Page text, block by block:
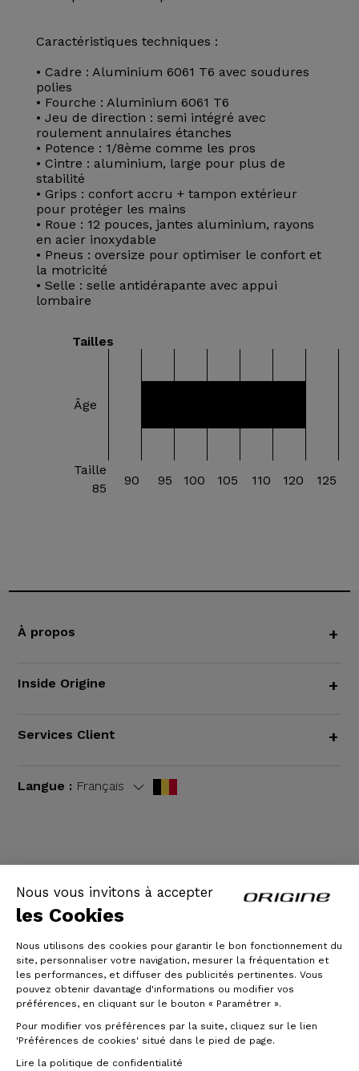
Nous vous invitons à accepter
les Cookies
Nous utilisons des cookies pour garantir le bon fonctionnement du
site, personnaliser votre navigation, mesurer la fréquentation et
les performances, et diffuser des publicités pertinentes. Vous
pouvez obtenir davantage d'informations ou modifier vos
préférences, en cliquant sur le bouton « Paramétrer ».
Pour modifier vos préférences par la suite, cliquez sur le lien
'Préférences de cookies' situé dans le pied de page.
Lire la politique de confidentialité
Caractéristiques techniques :
• Cadre : Aluminium 6061 T6 avec soudures
polies
• Fourche : Aluminium 6061 T6
• Jeu de direction : semi intégré avec
roulement annulaires étanches
• Potence : 1/8ème comme les pros
• Cintre : aluminium, large pour plus de
stabilité
• Grips : confort accru + tampon extérieur
pour protéger les mains
• Roue : 12 pouces, jantes aluminium, rayons
en acier inoxydable
• Pneus : oversize pour optimiser le confort et
la motricité
• Selle : selle antidérapante avec appui
lombaire
Tailles
Âge
Taille
85
90 95 100 105 110 120 125
À propos +
Inside Origine +
Services Client +
Langue : Français
© Origine Cycles